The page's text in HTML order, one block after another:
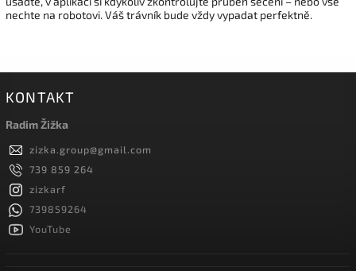
nechte na robotovi. Váš trávník bude vždy vypadat perfektně.
KONTAKT
Radim Žižka
zizka.group@gmail.com
739 859 264
zizkarf
739859264
YouTube